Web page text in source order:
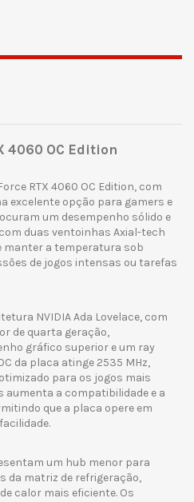
4060 OC Edition
RTX 4060 OC Edition, com
excelente opção para gamers e
um desempenho sólido e
duas ventoinhas Axial-tech
manter a temperatura sob
de jogos intensas ou tarefas
NVIDIA Ada Lovelace, com
de quarta geração,
gráfico superior e um ray
da placa atinge 2535 MHz,
para os jogos mais
aumenta a compatibilidade e a
que a placa opere em
um hub menor para
da matriz de refrigeração,
calor mais eficiente. Os